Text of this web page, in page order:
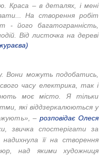
Краса – в деталях, і мені
На створення робіт
- його багатогранність,
Від листочка на дереві
Вони можуть подобатись,
часу електрика, так і
моє місто. Я тільки
які віддзеркалюються у
–розповідає Олеся
звичка спостерігати за
її на створення
над якими художниця